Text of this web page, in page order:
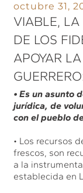
octubre 31,
VIABLE, LA
DE LOS
APOYAR
• Es un asunto
jurídica, de
con el pueblo
• Los recursos
frescos, son
a la
establecida en